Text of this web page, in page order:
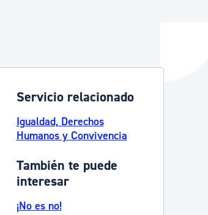
Servicio relacionado
Igualdad, Derechos
Humanos y Convivencia
También te puede
interesar
¡No es no!